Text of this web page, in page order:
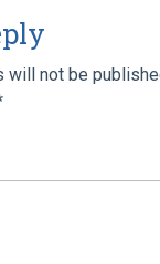
will not be